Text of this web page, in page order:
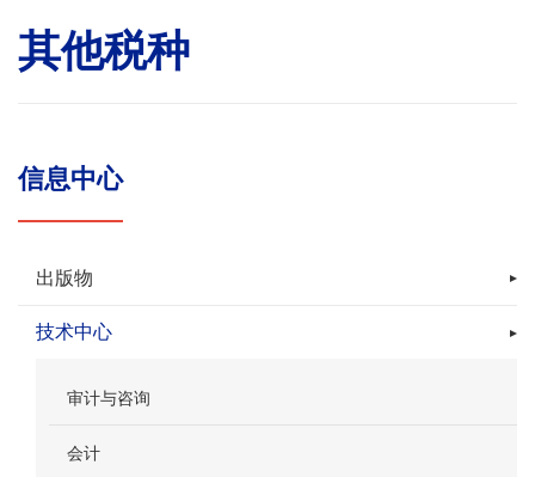
其他税种
信息中心
出版物
技术中心
审计与咨询
会计